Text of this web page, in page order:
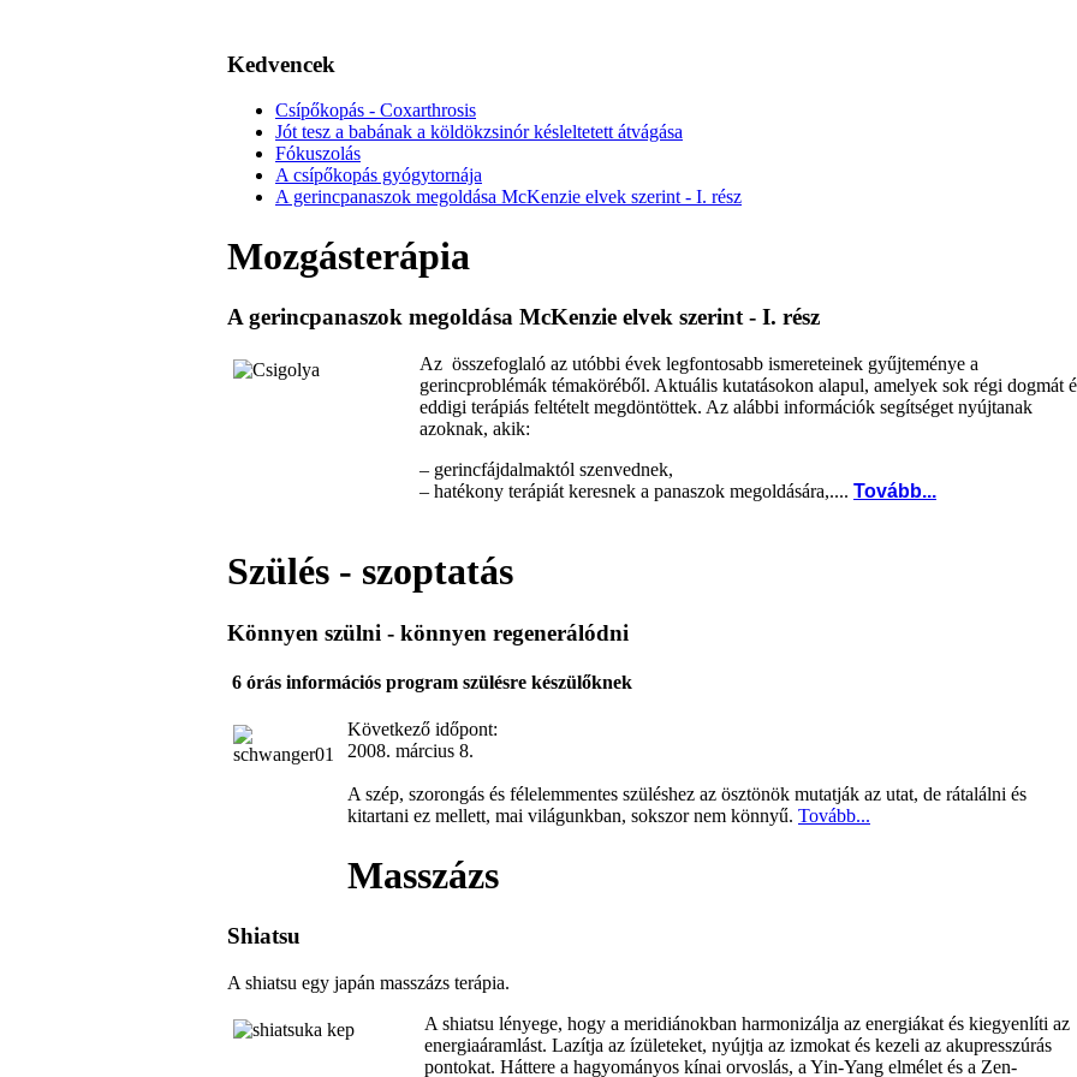
Kedvencek
Csípőkopás - Coxarthrosis
Jót tesz a babának a köldökzsinór késleltetett átvágása
Fókuszolás
A csípőkopás gyógytornája
A gerincpanaszok megoldása McKenzie elvek szerint - I. rész
Mozgásterápia
A gerincpanaszok megoldása McKenzie elvek szerint - I. rész
Az összefoglaló az utóbbi évek legfontosabb ismereteinek gyűjteménye a
gerincproblémák témaköréből. Aktuális kutatásokon alapul, amelyek sok régi dogmát
eddigi terápiás feltételt megdöntöttek. Az alábbi információk segítséget nyújtanak
azoknak, akik:
– gerincfájdalmaktól szenvednek,
– hatékony terápiát keresnek a panaszok megoldására,.... Tovább...
Szülés - szoptatás
Könnyen szülni - könnyen regenerálódni
6 órás információs program szülésre készülőknek
Következő időpont:
2008. március 8.
A szép, szorongás és félelemmentes szüléshez az ösztönök mutatják az utat, de rátalálni és
kitartani ez mellett, mai világunkban, sokszor nem könnyű. Tovább...
Masszázs
Shiatsu
A shiatsu egy japán masszázs terápia.
A shiatsu lényege, hogy a meridiánokban harmonizálja az energiákat és kiegyenlíti az
energiaáramlást. Lazítja az ízületeket, nyújtja az izmokat és kezeli az akupresszúrás
pontokat. Háttere a hagyományos kínai orvoslás, a Yin-Yang elmélet és a Zen-